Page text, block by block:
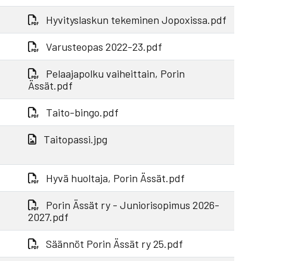
Hyvityslaskun tekeminen Jopoxissa.pdf
Varusteopas 2022-23.pdf
Pelaajapolku vaiheittain, Porin
Ässät.pdf
Taito-bingo.pdf
Taitopassi.jpg
Hyvä huoltaja, Porin Ässät.pdf
Porin Ässät ry - Juniorisopimus 2026-
2027.pdf
Säännöt Porin Ässät ry 25.pdf